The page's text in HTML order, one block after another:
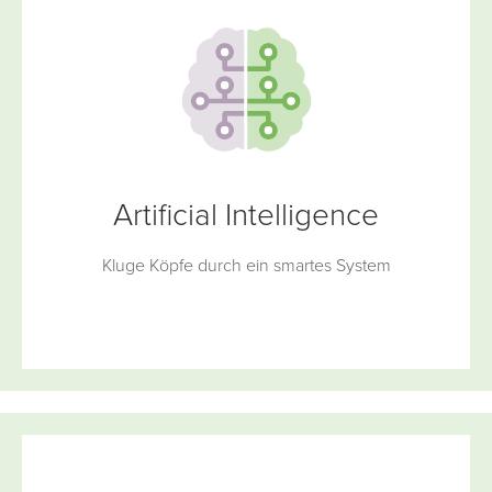
Artificial Intelligence
Kluge Köpfe durch ein smartes System